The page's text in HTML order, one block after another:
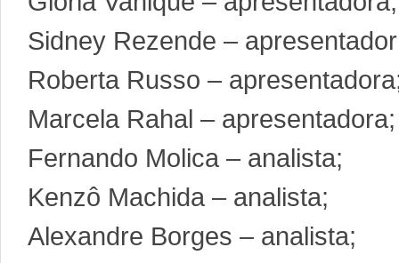
Sidney Rezende –
Roberta Russo –
Marcela Rahal – apresentadora;
Fernando Molica – analista;
Kenzô Machida – analista;
Alexandre Borges – analista;